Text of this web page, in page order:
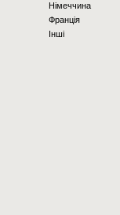
Німеччина
Франція
Інші